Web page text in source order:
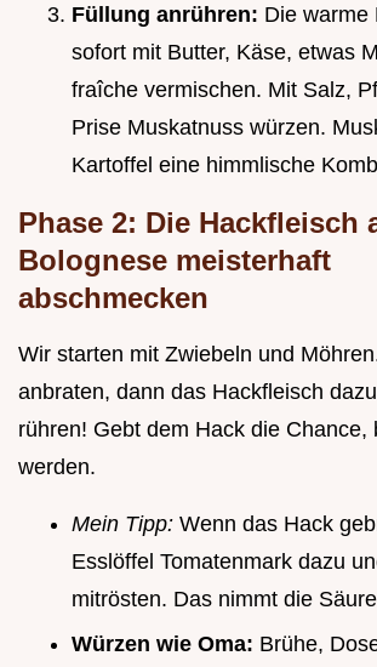
Füllung anrühren: Die warme
sofort mit Butter, Käse, etwas
fraîche vermischen. Mit Salz,
Prise Muskatnuss würzen.
Kartoffel eine himmlische
Phase 2: Die Hackfleisch
Bolognese meisterhaft
abschmecken
Wir starten mit Zwiebeln und
anbraten, dann das Hackfleisch
rühren! Gebt dem Hack die Chance,
werden.
Mein Tipp: Wenn das Hack
Esslöffel Tomatenmark dazu
mitrösten. Das nimmt die
Würzen wie Oma: Brühe,